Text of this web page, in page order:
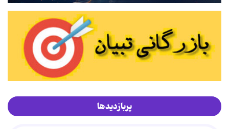
پربازدیدها